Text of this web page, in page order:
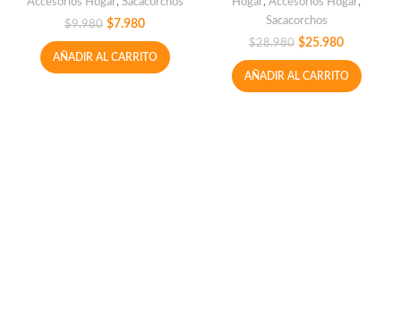
$9.980 $7.980
AÑADIR AL CARRITO
Sacacorchos
$28.980 $25.980
AÑADIR AL CARRITO